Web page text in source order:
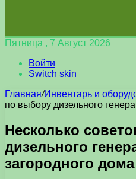
Пятница , 7 Август 2026
Войти
Switch skin
Главная/Инвентарь и
по выбору дизельного
Несколько
дизельного
загородного дома